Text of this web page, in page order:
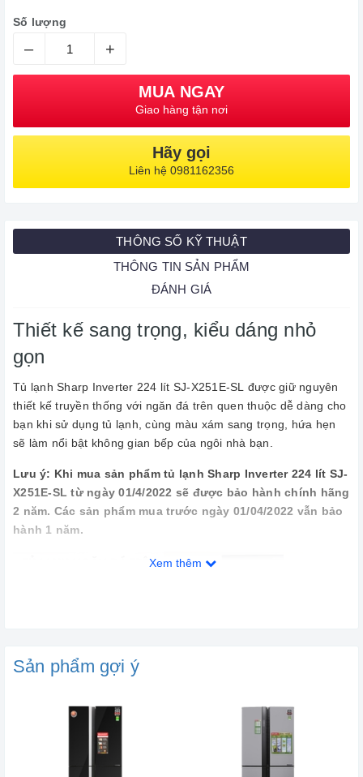
Số lượng
– +
MUA NGAY
Giao hàng tận nơi
Hãy gọi
Liên hệ 0981162356
THÔNG SỐ KỸ THUẬT
THÔNG TIN SẢN PHẨM
ĐÁNH GIÁ
Thiết kế sang trọng, kiểu dáng nhỏ
gọn
Tủ lạnh Sharp Inverter 224 lít SJ-X251E-SL được giữ nguyên
thiết kế truyền thống với ngăn đá trên quen thuộc dễ dàng cho
bạn khi sử dụng tủ lạnh, cùng màu xám sang trọng, hứa hẹn
sẽ làm nổi bật không gian bếp của ngôi nhà bạn.
Lưu ý: Khi mua sản phẩm tủ lạnh Sharp Inverter 224 lít SJ-
X251E-SL từ ngày 01/4/2022 sẽ được bảo hành chính hãng
2 năm. Các sản phẩm mua trước ngày 01/04/2022 vẫn bảo
hành 1 năm.
Dung tích lớn thoải mái sử dụng
Xem thêm
Sản phẩm gợi ý